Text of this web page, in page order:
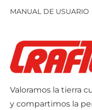
Valoramos la tierra
y compartimos la
MANUAL DE USUARIO